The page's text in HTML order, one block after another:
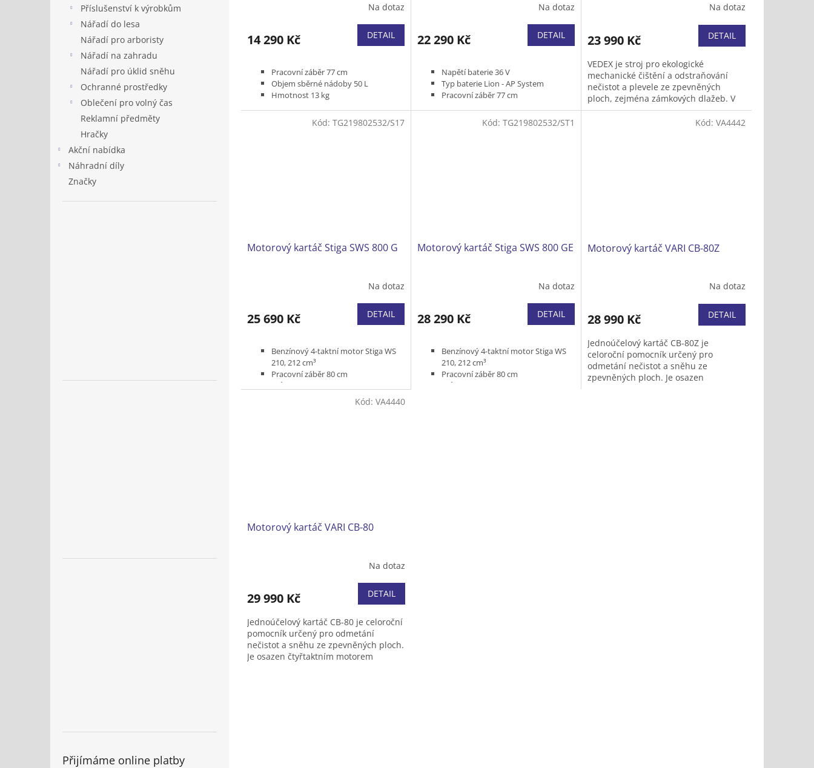
Příslušenství k výrobkům
Nářadí do lesa
Nářadí pro arboristy
Nářadí na zahradu
Nářadí pro úklid sněhu
Ochranné prostředky
Oblečení pro volný čas
Reklamní předměty
Hračky
Akční nabídka
Náhradní díly
Značky
Přijímáme online platby
Na dotaz
14 290 Kč DETAIL
Pracovní záběr 77 cm
Objem sběrné nádoby 50 L
Hmotnost 13 kg
Na dotaz
22 290 Kč DETAIL
Napětí baterie 36 V
Typ baterie Lion - AP System
Pracovní záběr 77 cm
Hmotnost 16 kg
Pro plochy do 2 000 m2
Na dotaz
23 990 Kč DETAIL
VEDEX je stroj pro ekologické
mechanické čištění a odstraňování
nečistot a plevele ze zpevněných
ploch, zejména zámkových dlažeb. V
zimě navíc snadno odstraní zmrazky a
Motorový kartáč Stiga SWS 800 G
Na dotaz
25 690 Kč DETAIL
Benzínový 4-taktní motor Stiga WS
210, 212 cm³
Pracovní záběr 80 cm
Průměr kartáče 34,5 cm
Pracovní úhel kartáče 15° vlevo / 15°
Kód: TG219802532/S17
Motorový kartáč Stiga SWS 800 GE
Na dotaz
28 290 Kč DETAIL
Benzínový 4-taktní motor Stiga WS
210, 212 cm³
Pracovní záběr 80 cm
Průměr kartáče 34,5 cm
Kód: TG219802532/ST1
Motorový kartáč VARI CB-80Z
Na dotaz
28 990 Kč DETAIL
Jednoúčelový kartáč CB-80Z je
celoroční pomocník určený pro
odmetání nečistot a sněhu ze
zpevněných ploch. Je osazen
Kód: VA4442
Motorový kartáč VARI CB-80
Na dotaz
29 990 Kč DETAIL
Jednoúčelový kartáč CB-80 je celoroční
pomocník určený pro odmetání
nečistot a sněhu ze zpevněných ploch.
Je osazen čtyřtaktním motorem
Kód: VA4440